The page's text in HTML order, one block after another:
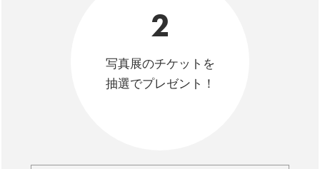
2
写真展のチケットを
抽選でプレゼント！